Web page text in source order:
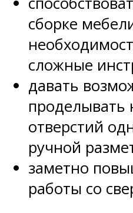
сборке
сложные
давать
проделывать
отверстий
ручной
заметно
работы со